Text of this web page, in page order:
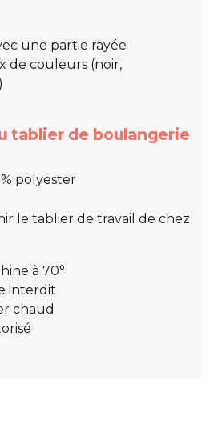
une partie rayée
de couleurs (noir,
tablier de boulangerie
polyester
le tablier de travail de chez
à 70°
interdit
chaud